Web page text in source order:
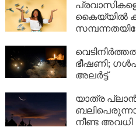
കൈയ്യിൽ
ബാങ്ക്
ഭീഷണി;
അലർട്ട്
യാത്ര
നീണ്ട അവധി